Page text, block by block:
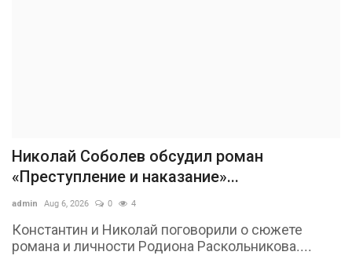
Николай Соболев обсудил роман
«Преступление и наказание»...
admin Aug 6, 2026 0 4
Константин и Николай поговорили о сюжете
романа и личности Родиона Раскольникова....